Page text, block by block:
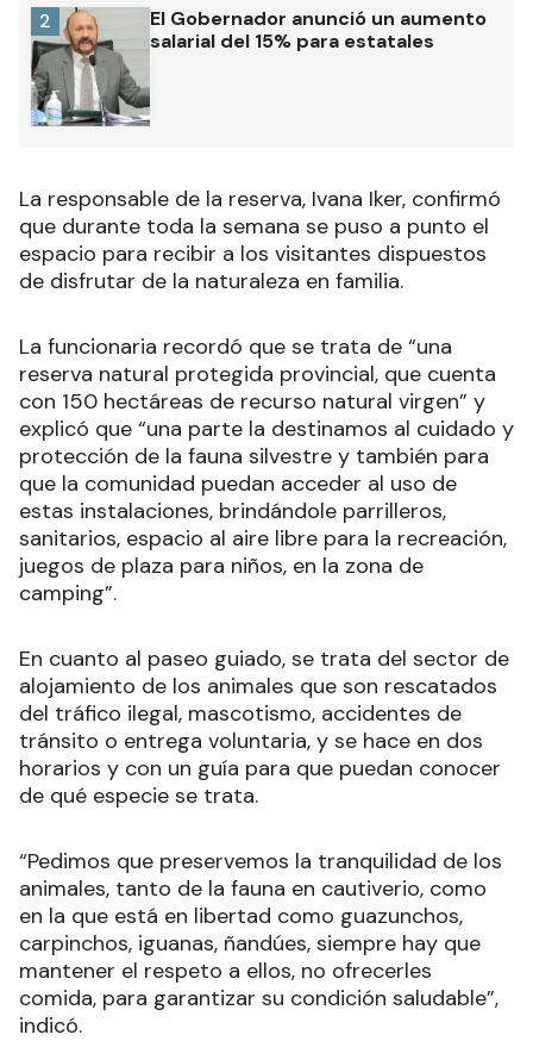
El Gobernador anunció un aumento
salarial del 15% para estatales
2
La responsable de la reserva, Ivana Iker, confirmó
que durante toda la semana se puso a punto el
espacio para recibir a los visitantes dispuestos
de disfrutar de la naturaleza en familia.
La funcionaria recordó que se trata de “una
reserva natural protegida provincial, que cuenta
con 150 hectáreas de recurso natural virgen” y
explicó que “una parte la destinamos al cuidado y
protección de la fauna silvestre y también para
que la comunidad puedan acceder al uso de
estas instalaciones, brindándole parrilleros,
sanitarios, espacio al aire libre para la recreación,
juegos de plaza para niños, en la zona de
camping”.
En cuanto al paseo guiado, se trata del sector de
alojamiento de los animales que son rescatados
del tráfico ilegal, mascotismo, accidentes de
tránsito o entrega voluntaria, y se hace en dos
horarios y con un guía para que puedan conocer
de qué especie se trata.
“Pedimos que preservemos la tranquilidad de los
animales, tanto de la fauna en cautiverio, como
en la que está en libertad como guazunchos,
carpinchos, iguanas, ñandúes, siempre hay que
mantener el respeto a ellos, no ofrecerles
comida, para garantizar su condición saludable”,
indicó.